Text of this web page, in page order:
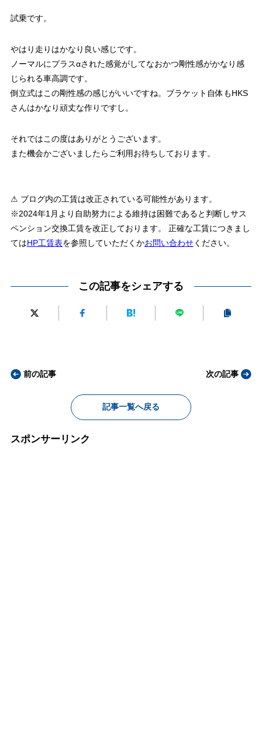
試乗です。
やはり走りはかなり良い感じです。
ノーマルにプラスαされた感覚がしてなおかつ剛性感がかなり感
じられる車高調です。
倒立式はこの剛性感の感じがいいですね。ブラケット自体もHKS
さんはかなり頑丈な作りですし。
それではこの度はありがとうございます。
また機会かございましたらご利用お待ちしております。
⚠ ブログ内の工賃は改正されている可能性があります。
※2024年1月より自助努力による維持は困難であると判断しサス
ペンション交換工賃を改正しております。 正確な工賃につきまし
てはHP工賃表を参照していただくかお問い合わせください。
この記事をシェアする
前の記事
記事一覧へ戻る
次の記事
スポンサーリンク